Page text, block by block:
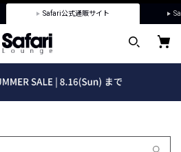
Safari公式通販サイト